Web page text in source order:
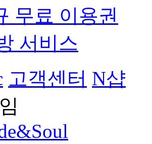
무료 이용권
서비스
고객센터 N샵